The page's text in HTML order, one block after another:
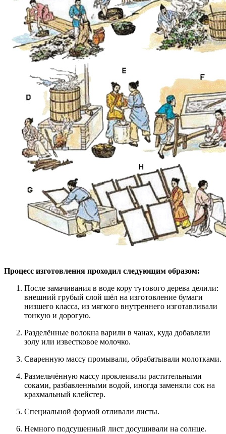
Процесс изготовления проходил следующим образом:
После замачивания в воде кору тутового дерева делили:
внешний грубый слой шёл на изготовление бумаги
низшего класса, из мягкого внутреннего изготавливали
тонкую и дорогую.
Разделённые волокна варили в чанах, куда добавляли
золу или известковое молочко.
Сваренную массу промывали, обрабатывали молотками.
Размельчённую массу проклеивали растительными
соками, разбавленными водой, иногда заменяли сок на
крахмальный клейстер.
Специальной формой отливали листы.
Немного подсушенный лист досушивали на солнце.